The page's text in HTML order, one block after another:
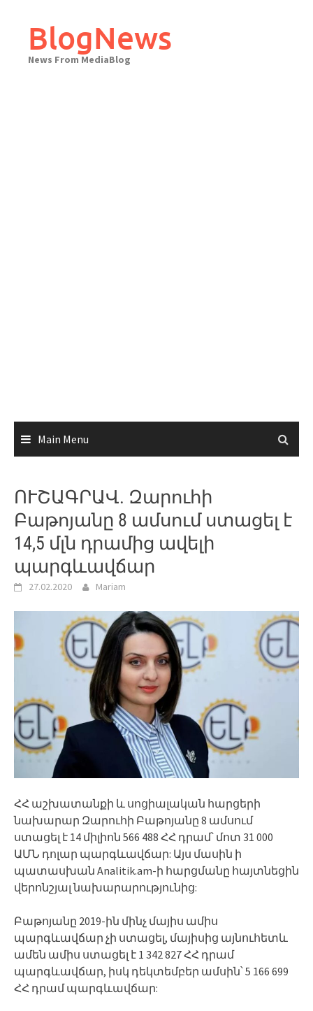
contentBlogNews
News From MediaBlog
Main Menu
ՈՒՇԱԳՐԱՎ. Զարուհի
Բաթոյանը 8 ամսում ստացել է
14,5 մլն դրամից ավելի
պարգևավճար
27.02.2020 Mariam
ՀՀ աշխատանքի և սոցիալական հարցերի
նախարար Զարուհի Բաթոյանը 8 ամսում
ստացել է 14 միլիոն 566 488 ՀՀ դրամ՝ մոտ 31 000
ԱՄՆ դոլար պարգևավճար: Այս մասին ի
պատասխան Analitik.am-ի հարցմանը հայտնեցին
վերոնշյալ նախարարությունից:
Բաթոյանը 2019-ին մինչ մայիս ամիս
պարգևավճար չի ստացել, մայիսից այնուհետև
ամեն ամիս ստացել է 1 342 827 ՀՀ դրամ
պարգևավճար, իսկ դեկտեմբեր ամսին՝ 5 166 699
ՀՀ դրամ պարգևավճար: